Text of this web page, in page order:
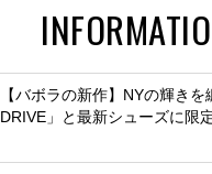
【バボラの新作】NYの輝き
DRIVE」と最新シューズに限